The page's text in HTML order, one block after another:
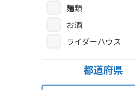
麺類
お酒
ライダーハウス
都道府県